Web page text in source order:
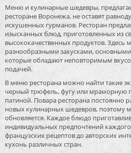
Меню и кулинарные шедевры,
ресторане Воронежа, не оставят
искушенных гурманов. Ресторан
изысканных блюд, приготовленных из
высококачественных продуктов. Здесь
разнообразными закусками,
которые обладают неповторимым
подачей.
В меню ресторана можно найти такие
черный трюфель, фугу или мраморную
патиной. Повара ресторана постоянно
новых кулинарных шедевров, поэтому
обновляется. Каждое блюдо
индивидуальных предпочтений каждого
французских рецептов до авторских
кухонь различных стран.